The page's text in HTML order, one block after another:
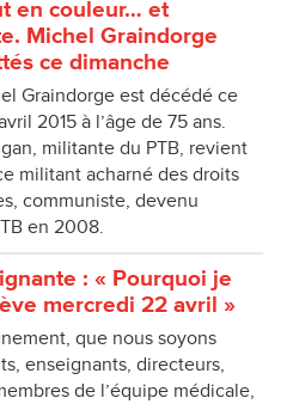
en couleur… et
Michel Graindorge
ce dimanche
Graindorge est décédé ce
2015 à l’âge de 75 ans.
militante du PTB, revient
militant acharné des droits
communiste, devenu
en 2008.
: « Pourquoi je
mercredi 22 avril »
que nous soyons
enseignants, directeurs,
de l’équipe médicale,